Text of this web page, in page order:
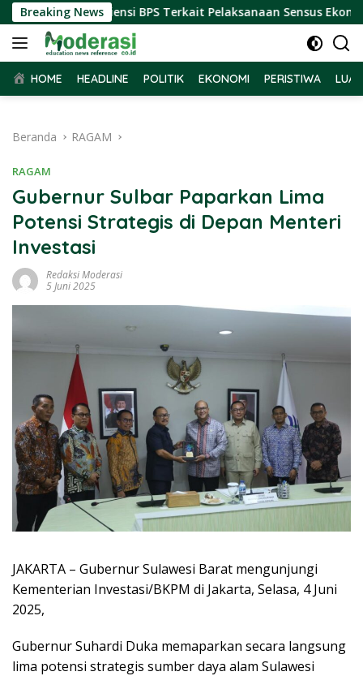
Langsung
ke
konten
Breaking News
Terima Audiensi BPS Terkait Pelaksanaan Sensus Ekonomi
HOME HEADLINE POLITIK EKONOMI PERISTIWA
Beranda RAGAM
RAGAM
Gubernur Sulbar Paparkan Lima
Potensi Strategis di Depan Menteri
Investasi
Redaksi Moderasi
5 Juni 2025
JAKARTA – Gubernur Sulawesi Barat mengunjungi
Kementerian Investasi/BKPM di Jakarta, Selasa, 4 Juni
2025,
Gubernur Suhardi Duka memaparkan secara langsung
lima potensi strategis sumber daya alam Sulawesi